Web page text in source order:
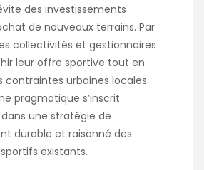
des investissements
de nouveaux terrains. Par
collectivités et gestionnaires
leur offre sportive tout en
contraintes urbaines locales.
pragmatique s’inscrit
une stratégie de
durable et raisonné des
existants.